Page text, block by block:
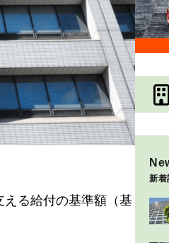
る給付の基準額（基
新着